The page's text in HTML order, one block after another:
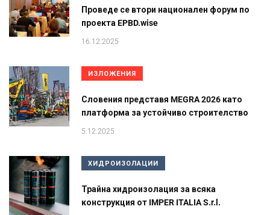
Проведе се втори национален форум по
проекта EPBD.wise
16.12.2025
ИЗЛОЖЕНИЯ
Словения представя MEGRA 2026 като
платформа за устойчиво строителство
5.12.2025
ХИДРОИЗОЛАЦИИ
Трайна хидроизолация за всяка
конструкция от IMPER ITALIA S.r.l.